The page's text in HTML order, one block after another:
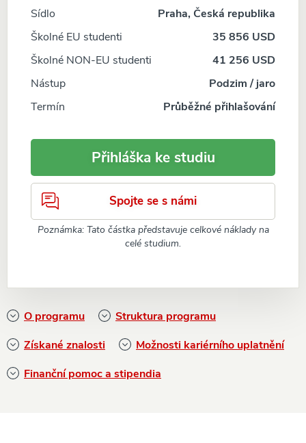
O programu
Struktura programu
Získané znalosti
Možnosti kariérního uplatnění
Finanční pomoc a stipendia
Sídlo
Praha, Česká republika
Školné EU studenti
35 856 USD
Školné NON-EU studenti
41 256 USD
Nástup
Podzim / jaro
Termín
Průběžné přihlašování
Přihláška ke studiu
Spojte se s námi
Poznámka: Tato částka představuje celkové náklady na
celé studium.